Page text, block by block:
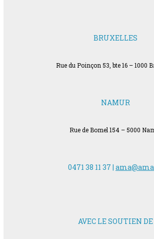
BRUXELLES
Rue du Poinçon 53, bte 16 – 1000
NAMUR
Rue de Bomel 154 – 5000
0471 38 11 37 |
AVEC LE SOUTIEN DE